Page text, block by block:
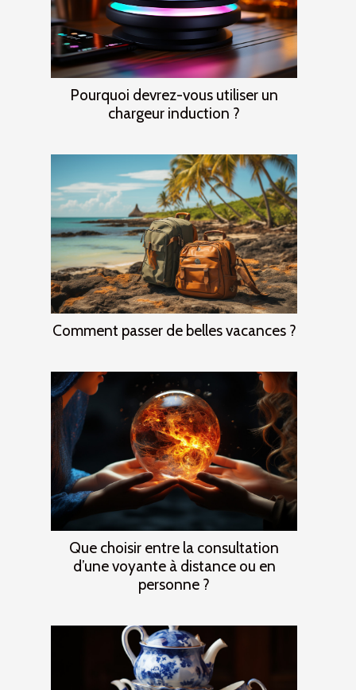
Pourquoi devrez-vous utiliser un
chargeur induction ?
Comment passer de belles vacances ?
Que choisir entre la consultation
d’une voyante à distance ou en
personne ?